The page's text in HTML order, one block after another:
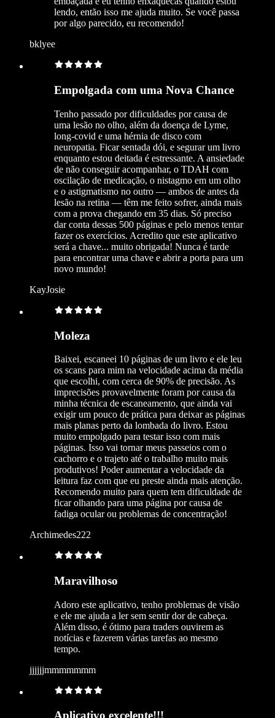
lendo, então isso me ajuda muito. Se você passa
por algo parecido, eu recomendo!
bklyee
Empolgada com uma Nova Chance
Tenho passado por dificuldades por causa de
uma lesão no olho, além da doença de Lyme,
long-covid e uma hérnia de disco com
neuropatia. Ficar sentada dói, e segurar um livro
enquanto estou deitada é estressante. A ansiedade
de não conseguir acompanhar, o TDAH com
oscilação de medicação, o nistagmo em um olho
e o astigmatismo no outro — ambos de antes da
lesão na retina — têm me feito sofrer, ainda mais
com a prova chegando em 35 dias. Só preciso
dar conta dessas 500 páginas e pelo menos tentar
fazer os exercícios. Acredito que este aplicativo
será a chave... muito obrigada! Nunca é tarde
para encontrar uma chave e abrir a porta para um
novo mundo!
KayJosie
Moleza
Baixei, escaneei 10 páginas de um livro e ele leu
os scans para mim na velocidade acima da média
que escolhi, com cerca de 90% de precisão. As
imprecisões provavelmente foram por causa da
minha técnica de escaneamento, que ainda vai
exigir um pouco de prática para deixar as páginas
mais planas perto da lombada do livro. Estou
muito empolgado para testar isso com mais
páginas. Isso vai tornar meus passeios com o
cachorro e o trajeto até o trabalho muito mais
produtivos! Poder aumentar a velocidade da
leitura faz com que eu preste ainda mais atenção.
Recomendo muito para quem tem dificuldade de
ficar olhando para uma página por causa de
fadiga ocular ou problemas de concentração!
Archimedes222
Maravilhoso
Adoro este aplicativo, tenho problemas de visão
e ele me ajuda a ler sem sentir dor de cabeça.
Além disso, é ótimo para traders ouvirem as
notícias e fazerem várias tarefas ao mesmo
tempo.
jjjjjjmmmmmmm